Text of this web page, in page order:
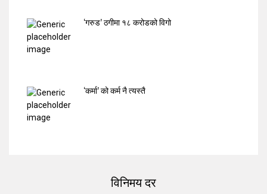
‘गरुड’ ठगीमा १८ करोडको विगो
‘कर्मा’ को कर्म नै त्यस्तै
विनिमय दर